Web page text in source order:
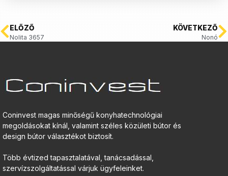
ELŐZŐ
Nolita 3657
KÖVETKEZŐ
Nonó
Coninvest magas minőségű konyhatechnológiai
megoldásokat kínál, valamint széles közületi bútor és
design bútor választékot biztosít.
Több évtized tapasztalatával, tanácsadással,
szervízszolgáltatással várjuk ügyfeleinket.